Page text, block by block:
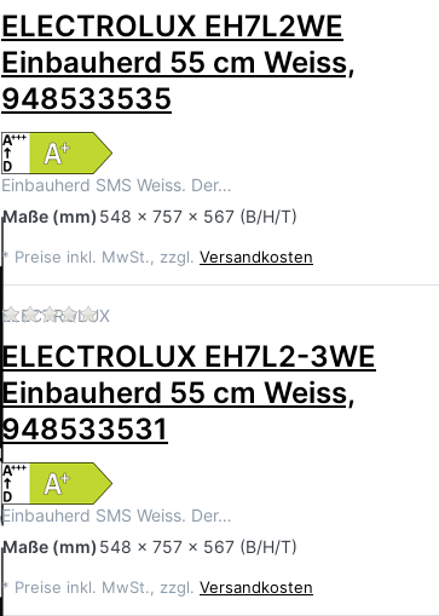
ELECTROLUX EH7L2WE
Einbauherd 55 cm Weiss,
948533535
Einbauherd SMS Weiss. Der…
Maße (mm) 548 x 757 x 567 (B/H/T)
* Preise inkl. MwSt., zzgl. Versandkosten
ELECTROLUXZu diesem Produkt liegen noch keine
ELECTROLUX EH7L2-3WE
Einbauherd 55 cm Weiss,
948533531
Einbauherd SMS Weiss. Der…
Maße (mm) 548 x 757 x 567 (B/H/T)
* Preise inkl. MwSt., zzgl. Versandkosten